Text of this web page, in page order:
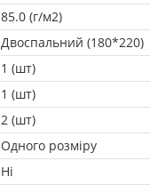
85.0 (г/м2)
Двоспальний (180*220)
1 (шт)
1 (шт)
2 (шт)
Одного розміру
Ні